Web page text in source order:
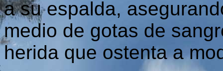
a su espalda,
medio de gotas de
herida que ostenta a